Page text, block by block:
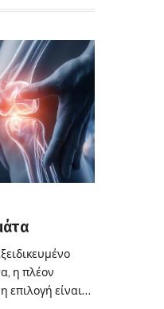
η πλέον
επιλογή είναι…